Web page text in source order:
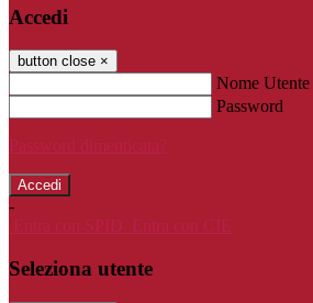
Accedi
button close ×
Nome Utente
Password
Password dimenticata?
-
Entra con SPID
Entra con CIE
Seleziona utente